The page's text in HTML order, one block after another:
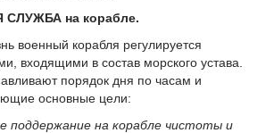
на корабле.
военный корабля регулируется
входящими в состав морского устава.
порядок дня по часам и
основные цели:
поддержание на корабле чистоты и